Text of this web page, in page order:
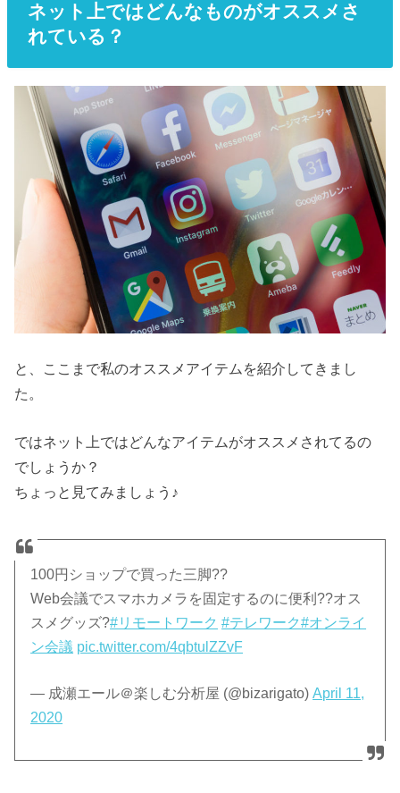
ネット上ではどんなものがオススメさ
れている？
と、ここまで私のオススメアイテムを紹介してきまし
た。
ではネット上ではどんなアイテムがオススメされてるの
でしょうか？
ちょっと見てみましょう♪
100円ショップで買った三脚??
Web会議でスマホカメラを固定するのに便利??オス
スメグッズ?#リモートワーク #テレワーク#オンライ
ン会議 pic.twitter.com/4qbtulZZvF
— 成瀬エール＠楽しむ分析屋 (@bizarigato)April 11,
2020